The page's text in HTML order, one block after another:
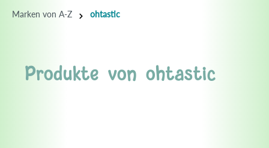
Marken von A-Z ohtastic
Produkte von ohtastic